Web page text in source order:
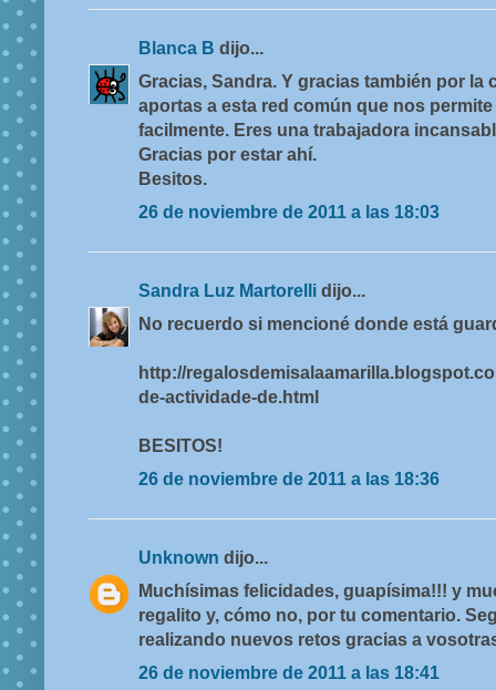
Blanca B dijo...
Gracias, Sandra. Y gracias también por la
aportas a esta red común que nos
facilmente. Eres una trabajadora
Gracias por estar ahí.
Besitos.
26 de noviembre de 2011 a las 18:03
Sandra Luz Martorelli dijo...
No recuerdo si mencioné donde está
http://
de-actividade-de.html
BESITOS!
26 de noviembre de 2011 a las 18:36
Unknown dijo...
Muchísimas felicidades, guapísima!!! y
regalito y, cómo no, por tu comentario.
realizando nuevos retos gracias a
26 de noviembre de 2011 a las 18:41